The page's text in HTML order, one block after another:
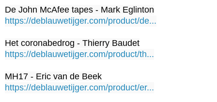
https://deblauwetijger.com/product/de...
https://deblauwetijger.com/product/th...
https://deblauwetijger.com/product/er...